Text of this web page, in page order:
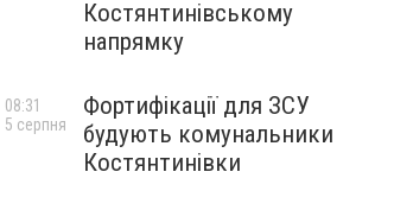
Костянтинівському
напрямку
Фортифікації для ЗСУ
будують комунальники
Костянтинівки
08:31
5 серпня